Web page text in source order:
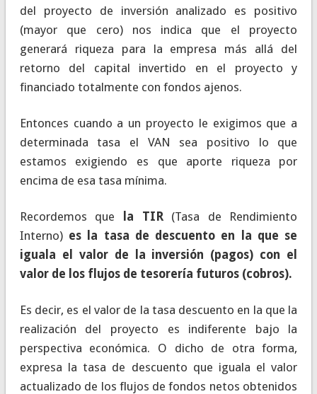
del proyecto de inversión analizado es positivo
(mayor que cero) nos indica que el proyecto
generará riqueza para la empresa más allá del
retorno del capital invertido en el proyecto y
financiado totalmente con fondos ajenos.
Entonces cuando a un proyecto le exigimos que a
determinada tasa el VAN sea positivo lo que
estamos exigiendo es que aporte riqueza por
encima de esa tasa mínima.
Recordemos que la TIR(Tasa de Rendimiento
Interno) es la tasa de descuento en la que se
iguala el valor de la inversión (pagos) con el
valor de los flujos de tesorería futuros (cobros).
Es decir, es el valor de la tasa descuento en la que la
realización del proyecto es indiferente bajo la
perspectiva económica. O dicho de otra forma,
expresa la tasa de descuento que iguala el valor
actualizado de los flujos de fondos netos obtenidos